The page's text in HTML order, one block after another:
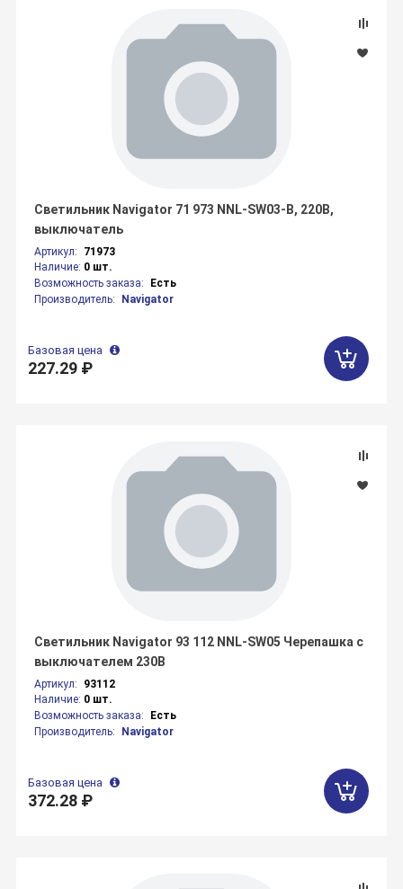
Артикул:
71973
Наличие: 0 шт.
Возможность заказа:
Есть
Производитель:
Navigator
Светильник Navigator 71 973 NNL-SW03-B, 220В,
выключатель
Базовая цена
227.29 ₽
Артикул:
93112
Наличие: 0 шт.
Возможность заказа:
Есть
Производитель:
Navigator
Светильник Navigator 93 112 NNL-SW05 Черепашка с
выключателем 230В
Базовая цена
372.28 ₽